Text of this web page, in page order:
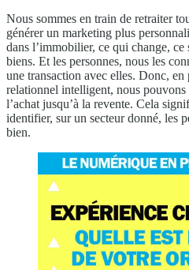
Nous sommes en train de retraiter
générer un marketing plus
dans l’immobilier, ce qui change, ce
biens. Et les personnes, nous les
une transaction avec elles. Donc,
relationnel intelligent, nous pouvons
l’achat jusqu’à la revente. Cela
identifier, sur un secteur donné, les
bien.